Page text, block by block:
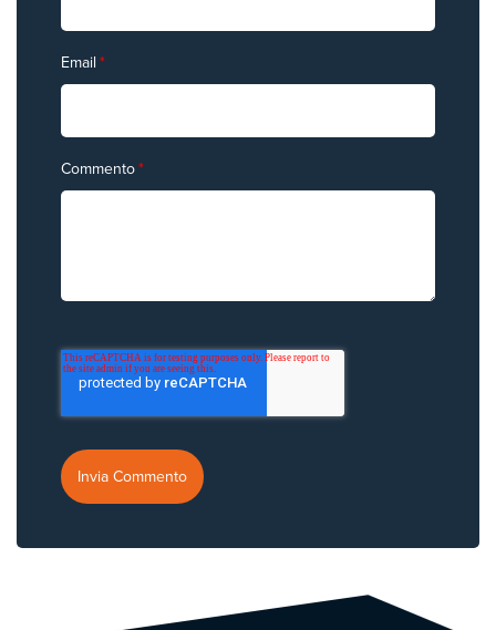
Email *
Commento*